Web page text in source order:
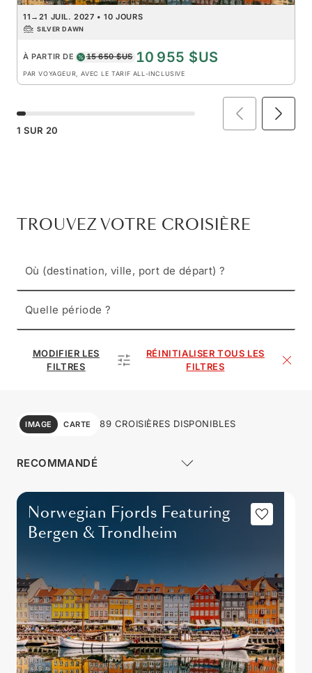
11 → 21 JUIL. 2027 •10 JOURS
SILVER DAWN
À PARTIR DE 15 650 $US 10 955 $US
PAR VOYAGEUR, AVEC LE TARIF ALL-INCLUSIVE
1 SUR 20
TROUVEZ VOTRE CROISIÈRE
Où (destination, ville, port de départ) ?
Quelle période ?
MODIFIER LES
FILTRES
RÉINITIALISER TOUS LES
FILTRES
IMAGE CARTE 89 CROISIÈRES DISPONIBLES
Norwegian Fjords Featuring
Bergen & Trondheim